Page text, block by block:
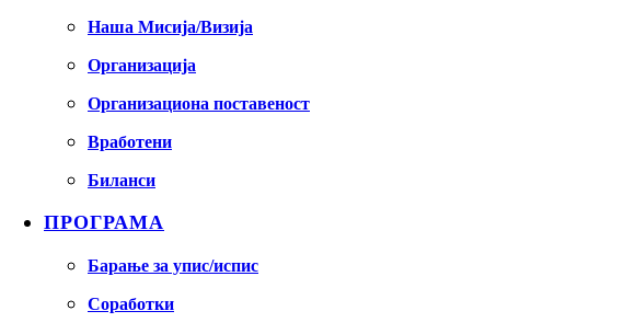
Наша Мисија/Визија
Организација
Организациона поставеност
Вработени
Биланси
ПРОГРАМА
Барање за упис/испис
Соработки